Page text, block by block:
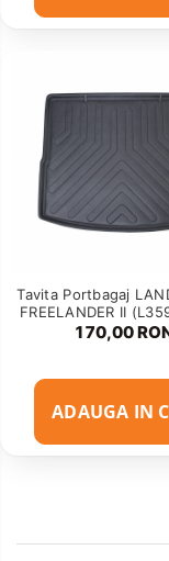
Tavita Portbagaj
FREELANDER II
2014
170,00
ADAUGA IN